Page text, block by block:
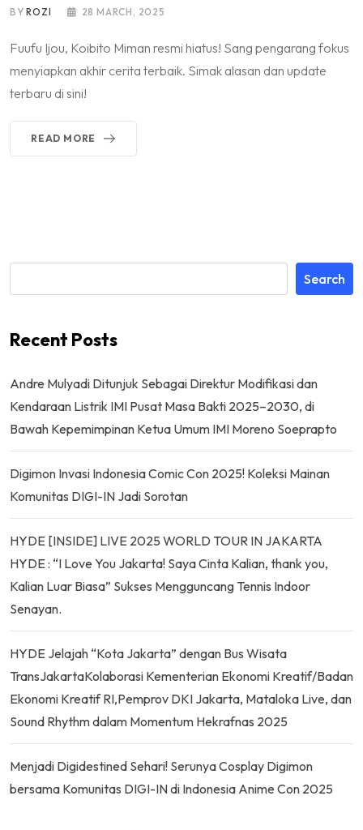
BYROZI 28 MARCH, 2025
Fuufu Ijou, Koibito Miman resmi hiatus! Sang pengarang fokus
menyiapkan akhir cerita terbaik. Simak alasan dan update
terbaru di sini!
READ MORE
Search
Recent Posts
Andre Mulyadi Ditunjuk Sebagai Direktur Modifikasi dan
Kendaraan Listrik IMI Pusat Masa Bakti 2025–2030, di
Bawah Kepemimpinan Ketua Umum IMI Moreno Soeprapto
Digimon Invasi Indonesia Comic Con 2025! Koleksi Mainan
Komunitas DIGI-IN Jadi Sorotan
HYDE [INSIDE] LIVE 2025 WORLD TOUR IN JAKARTA
HYDE : “I Love You Jakarta! Saya Cinta Kalian, thank you,
Kalian Luar Biasa” Sukses Mengguncang Tennis Indoor
Senayan.
HYDE Jelajah “Kota Jakarta” dengan Bus Wisata
TransJakartaKolaborasi Kementerian Ekonomi Kreatif/Badan
Ekonomi Kreatif RI,Pemprov DKI Jakarta, Mataloka Live, dan
Sound Rhythm dalam Momentum Hekrafnas 2025
Menjadi Digidestined Sehari! Serunya Cosplay Digimon
bersama Komunitas DIGI-IN di Indonesia Anime Con 2025